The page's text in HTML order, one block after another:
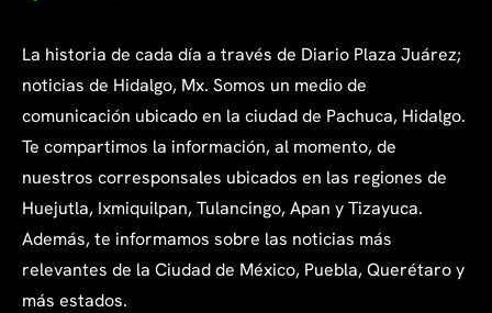
La historia de cada día a través de Diario Plaza Juárez;
noticias de Hidalgo, Mx. Somos un medio de
comunicación ubicado en la ciudad de Pachuca, Hidalgo.
Te compartimos la información, al momento, de
nuestros corresponsales ubicados en las regiones de
Huejutla, Ixmiquilpan, Tulancingo, Apan y Tizayuca.
Además, te informamos sobre las noticias más
relevantes de la Ciudad de México, Puebla, Querétaro y
más estados.